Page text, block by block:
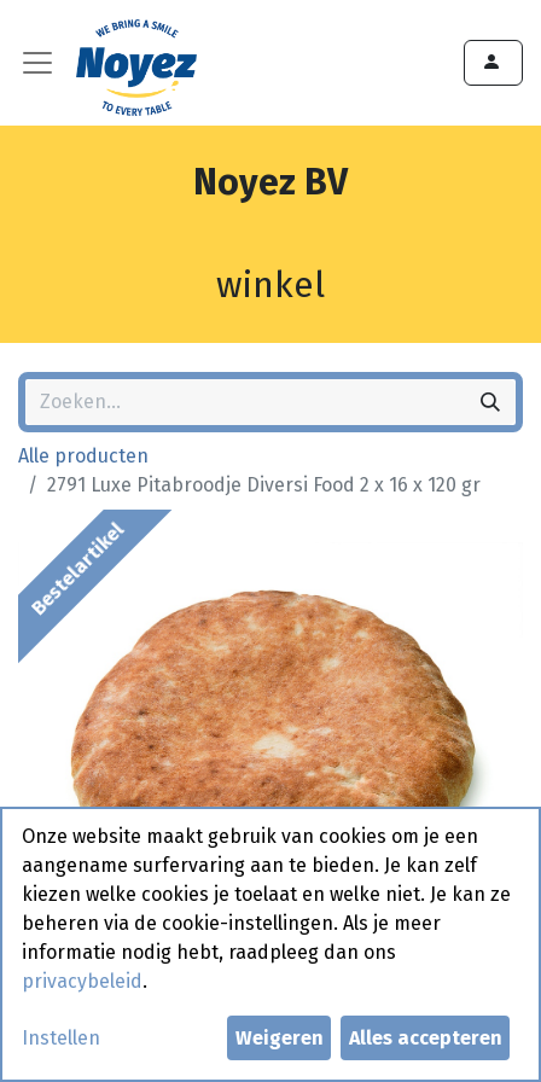
Noyez BV
winkel
Alle producten
2791 Luxe Pitabroodje Diversi Food 2 x 16 x 120 gr
Bestelartikel
2791 Luxe Pitabroodje Diversi
Onze website maakt gebruik van cookies om je een
aangename surfervaring aan te bieden. Je kan zelf
kiezen welke cookies je toelaat en welke niet. Je kan ze
beheren via de cookie-instellingen. Als je meer
informatie nodig hebt, raadpleeg dan ons
privacybeleid .
Instellen Weigeren Alles accepteren